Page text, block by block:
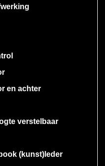
en achter
verstelbaar
(kunst)leder